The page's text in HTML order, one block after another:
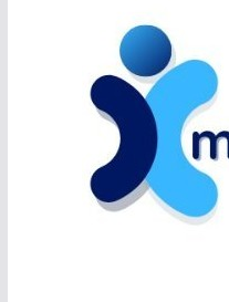
https://bit.ly/2LmJDPC